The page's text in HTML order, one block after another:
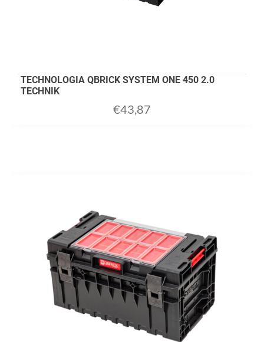
TECHNOLOGIA QBRICK SYSTEM ONE 450 2.0
TECHNIK
€43,87